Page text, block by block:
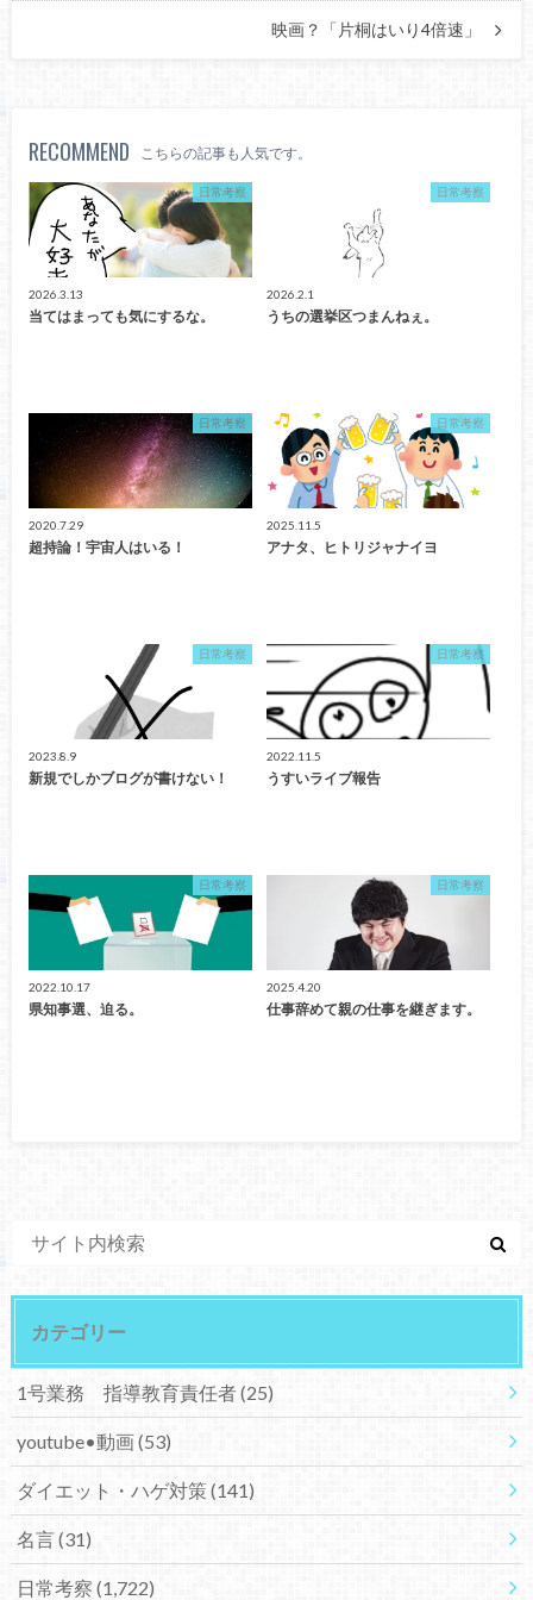
映画？「片桐はいり4倍速」
RECOMMEND こちらの記事も人気です。
日常考察
2026.3.13
当てはまっても気にするな。
日常考察
2026.2.1
うちの選挙区つまんねぇ。
日常考察
2020.7.29
超持論！宇宙人はいる！
日常考察
2025.11.5
アナタ、ヒトリジャナイヨ
日常考察
2023.8.9
新規でしかブログが書けない！
日常考察
2022.11.5
うすいライブ報告
日常考察
2022.10.17
県知事選、迫る。
日常考察
2025.4.20
仕事辞めて親の仕事を継ぎます。
カテゴリー
1号業務 指導教育責任者(25)
youtube•動画(53)
ダイエット・ハゲ対策(141)
名言(31)
日常考察 (1,722)